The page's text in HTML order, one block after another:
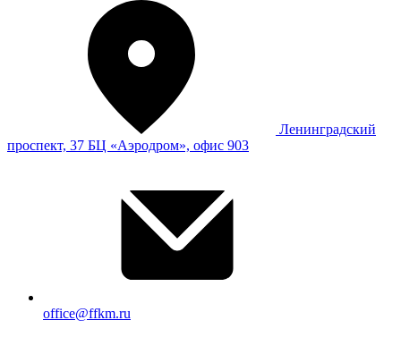
Ленинградский
проспект, 37 БЦ «Аэродром», офис 903
office@ffkm.ru